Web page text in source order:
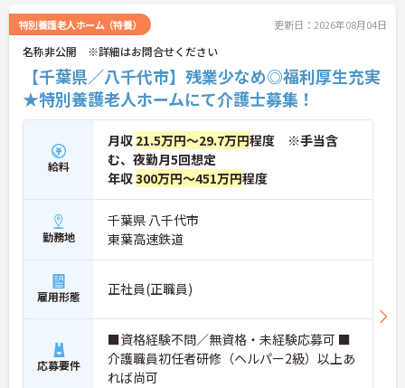
特別養護老人ホーム（特養） 更新日：2026年08月04日
名称非公開 ※詳細はお問合せください
【千葉県／八千代市】残業少なめ◎福利厚生充実
★特別養護老人ホームにて介護士募集！
給料
月収 21.5万円～29.7万円程度 ※手当含
む、夜勤月5回想定
年収300万円～451万円程度
勤務地
千葉県 八千代市
東葉高速鉄道
雇用形態 正社員(正職員)
応募要件
■資格経験不問／無資格・未経験応募可 ■
介護職員初任者研修（ヘルパー2級）以上あ
れば尚可